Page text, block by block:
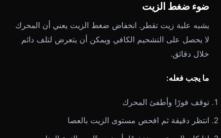
ضوء ضغط الزيت
يشبه علبة زيت تقطر. انخفاض ضغط الزيت يعني أن المحرك
لا يحصل على التشحيم الكافي ويمكن أن يتعرض لتلف دائم
خلال دقائق.
ما يجب فعله:
توقف فورًا وأطفئ المحرك
انتظر دقيقة ثم افحص مستوى الزيت بالعصا